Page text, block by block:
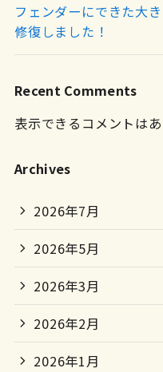
フェンダーにできた大
修復しました！
Recent Comments
表示できるコメントはあ
Archives
2026年7月
2026年5月
2026年3月
2026年2月
2026年1月